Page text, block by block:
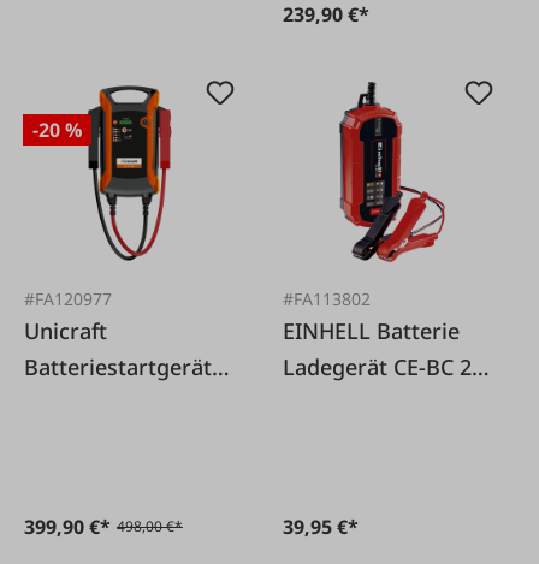
239,90 €*
-20 %
#FA120977
Unicraft
Batteriestartgerät
399,90 €* 498,00 €*
#FA113802
EINHELL Batterie
Ladegerät CE-BC 2
39,95 €*